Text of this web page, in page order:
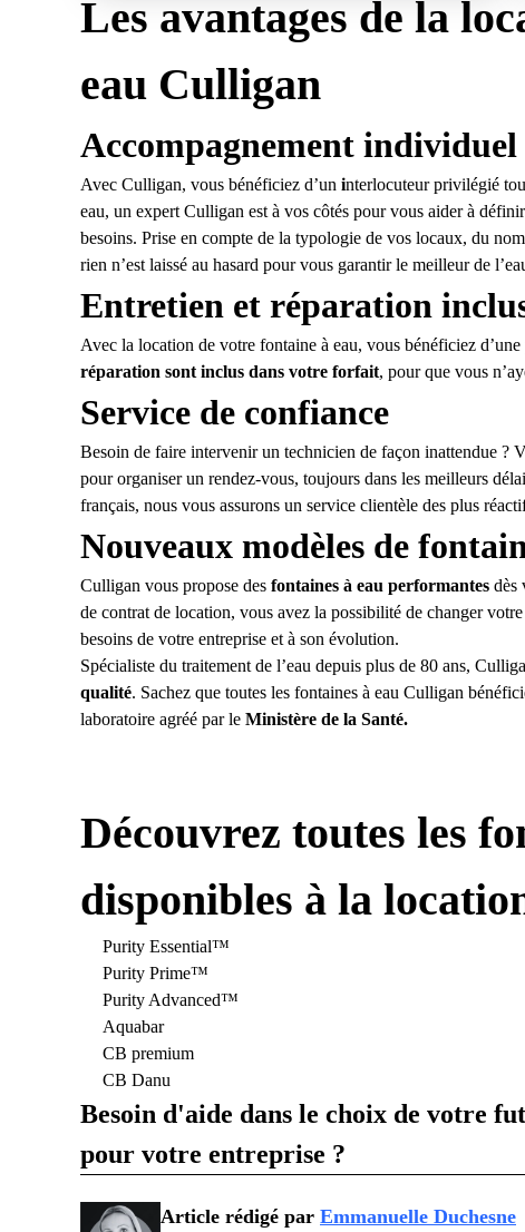
Les avantages de la
eau Culligan
Accompagnement individuel
Avec Culligan, vous bénéficiez d’un interlocuteur privilégié
eau, un expert Culligan est à vos côtés pour vous aider à
besoins. Prise en compte de la typologie de vos locaux, du
rien n’est laissé au hasard pour vous garantir le meilleur de
Entretien et réparation
Avec la location de votre fontaine à eau, vous bénéficiez
réparation sont inclus dans votre forfait, pour que vous
Service de confiance
Besoin de faire intervenir un technicien de façon inattendue
pour organiser un rendez-vous, toujours dans les meilleurs
français, nous vous assurons un service clientèle des plus
Nouveaux modèles de
Culligan vous propose des fontaines à eau performantes dès
de contrat de location, vous avez la possibilité de changer
besoins de votre entreprise et à son évolution.
Spécialiste du traitement de l’eau depuis plus de 80 ans,
qualité. Sachez que toutes les fontaines à eau Culligan
laboratoire agréé par le Ministère de la Santé.
Découvrez toutes les
disponibles à la
Purity Essential™
Purity Prime™
Purity Advanced™
Aquabar
CB premium
CB Danu
Besoin d'aide dans le choix de votre
pour votre entreprise ?
Article rédigé par Emmanuelle Duchesne